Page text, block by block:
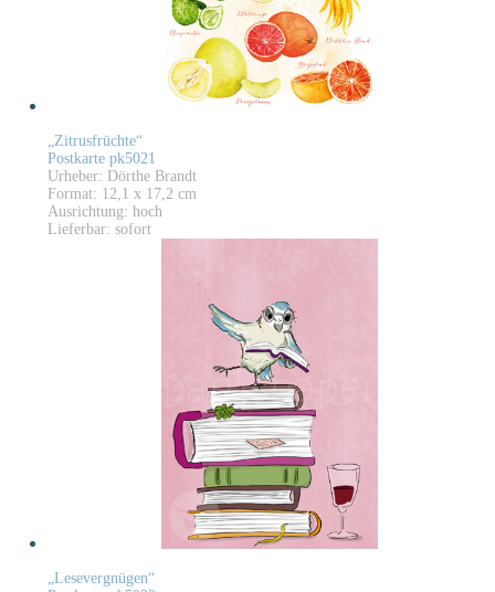
„Zitrusfrüchte“
Postkarte pk5021
Urheber: Dörthe Brandt
Format: 12,1 x 17,2 cm
Ausrichtung: hoch
Lieferbar: sofort
„Lesevergnügen“